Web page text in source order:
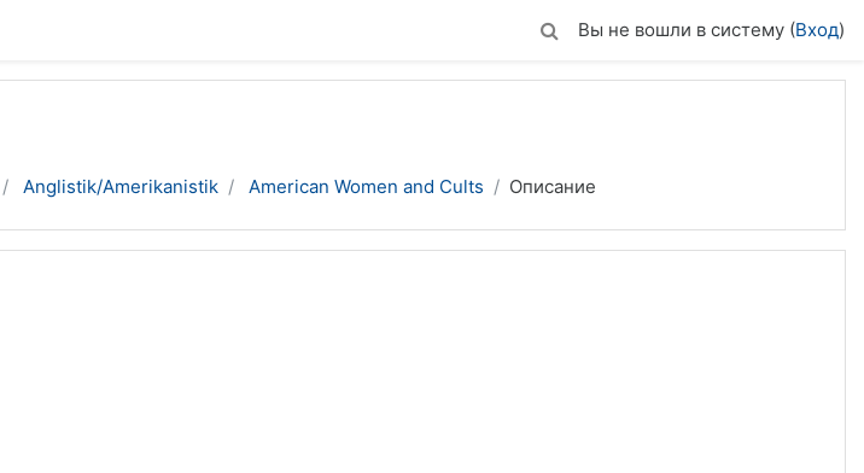
Вы не вошли в систему (Вход)
Anglistik/Amerikanistik American Women and Cults Описание